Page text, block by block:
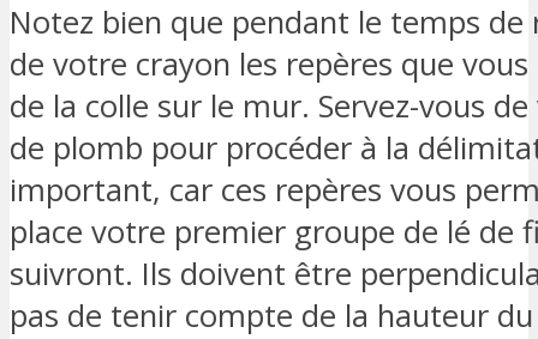
Notez bien que pendant le temps de
de votre crayon les repères que
de la colle sur le mur. Servez-vous
de plomb pour procéder à la
important, car ces repères vous
place votre premier groupe de lé de
suivront. Ils doivent être
pas de tenir compte de la hauteur